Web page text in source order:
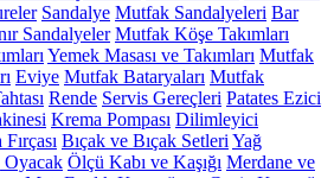
Sandalye Mutfak Sandalyeleri Bar
Sandalyeler Mutfak Köşe Takımları
Yemek Masası ve Takımları Mutfak
Eviye Mutfak Bataryaları Mutfak
Rende Servis Gereçleri Patates Ezici
Krema Pompası Dilimleyici
Bıçak ve Bıçak Setleri Yağ
Oyacak Ölçü Kabı ve Kaşığı Merdane ve